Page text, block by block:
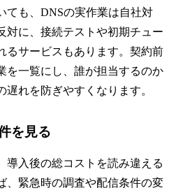
ても、DNSの実作業は自社対
対に、接続テストや初期チュー
るサービスもあります。契約前
を一覧にし、誰が担当するのか
れを防ぎやすくなります。
を見る
導入後の総コストを読み違える
、緊急時の調査や配信条件の変